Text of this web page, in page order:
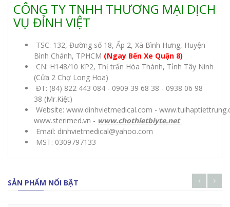
CÔNG TY TNHH THƯƠNG MẠI DỊCH
VỤ ĐỈNH VIỆT
TSC: 132, Đường số 18, Ấp 2, Xã Bình Hưng, Huyện
Bình Chánh, TPHCM (Ngay Bến Xe Quận 8)
CN: H148/10 KP2, Thị trấn Hòa Thành, Tỉnh Tây Ninh
(Cửa 2 Chợ Long Hoa)
ĐT: (84) 822 443 084 - 0909 39 68 38 - 0938 06 98
38 (Mr.Kiệt)
Website: www.dinhvietmedical.com -
www.sterimed.vn - www.chothietbiyte.net
Email: dinhvietmedical@yahoo.com
MST: 0309797133
SẢN PHẨM NỔI BẬT